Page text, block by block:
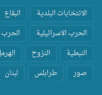
الانتخابات البلدية البقاع
الحرب الاسرائيلية
الحرب
النبطية
النزوح
صور
طرابلس لبنان